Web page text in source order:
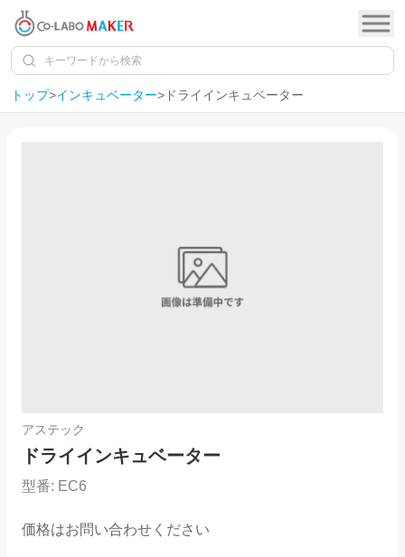
トップ>インキュベーター> ドライインキュベーター
アステック
ドライインキュベーター
型番: EC6
価格はお問い合わせください